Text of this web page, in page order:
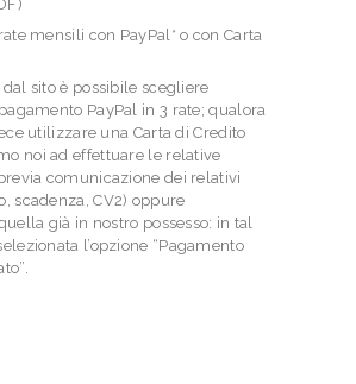
mensili con PayPal* o con Carta
sito è possibile scegliere
PayPal in 3 rate; qualora
utilizzare una Carta di Credito
noi ad effettuare le relative
comunicazione dei relativi
scadenza, CV2) oppure
già in nostro possesso: in tal
l’opzione “Pagamento